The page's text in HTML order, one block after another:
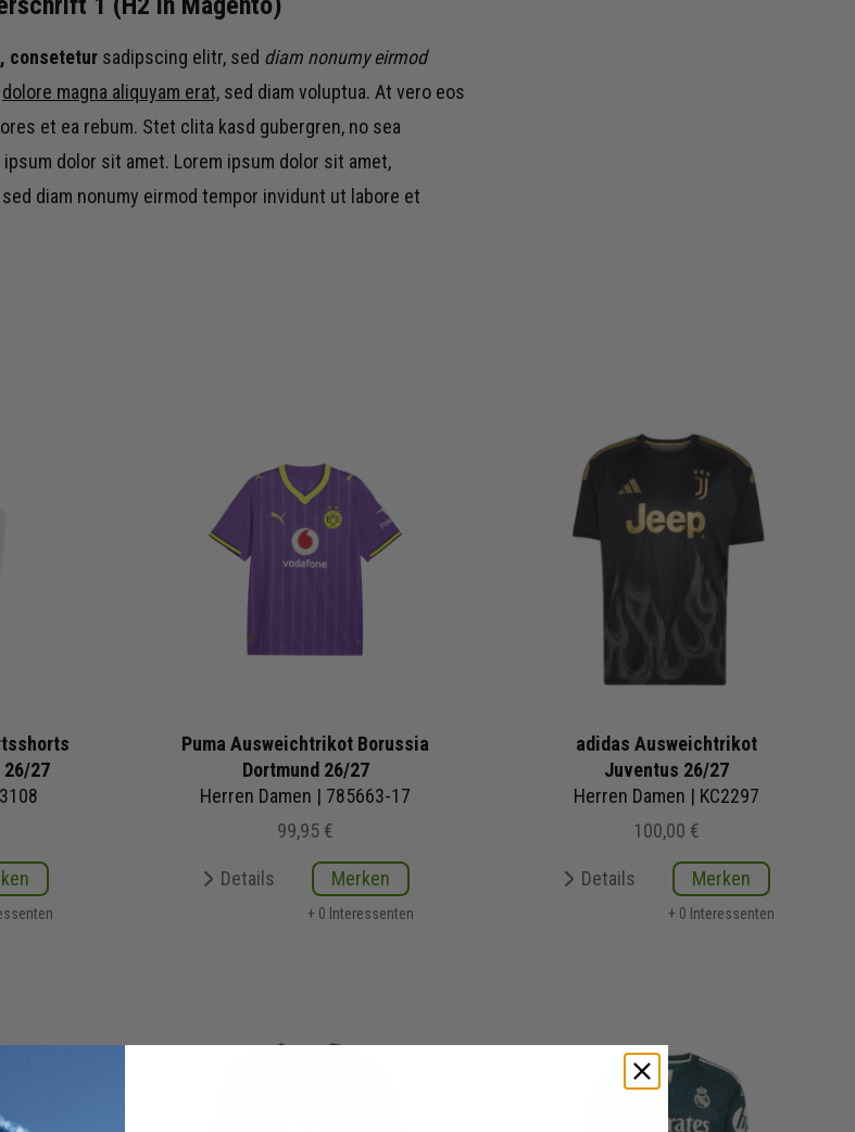
consetetur sadipscing elitr, sed diam nonumy eirmod
dolore magna aliquyam erat, sed diam voluptua. At vero eos
et ea rebum. Stet clita kasd gubergren, no sea
dolor sit amet. Lorem ipsum dolor sit amet,
diam nonumy eirmod tempor invidunt ut labore et
26/27
Puma Ausweichtrikot Borussia
Dortmund 26/27
Herren Damen | 785663-17
99,95 €
Details Merken
+ 0 Interessenten
adidas Ausweichtrikot
Juventus 26/27
Herren Damen | KC2297
100,00 €
Details Merken
+ 0 Interessenten